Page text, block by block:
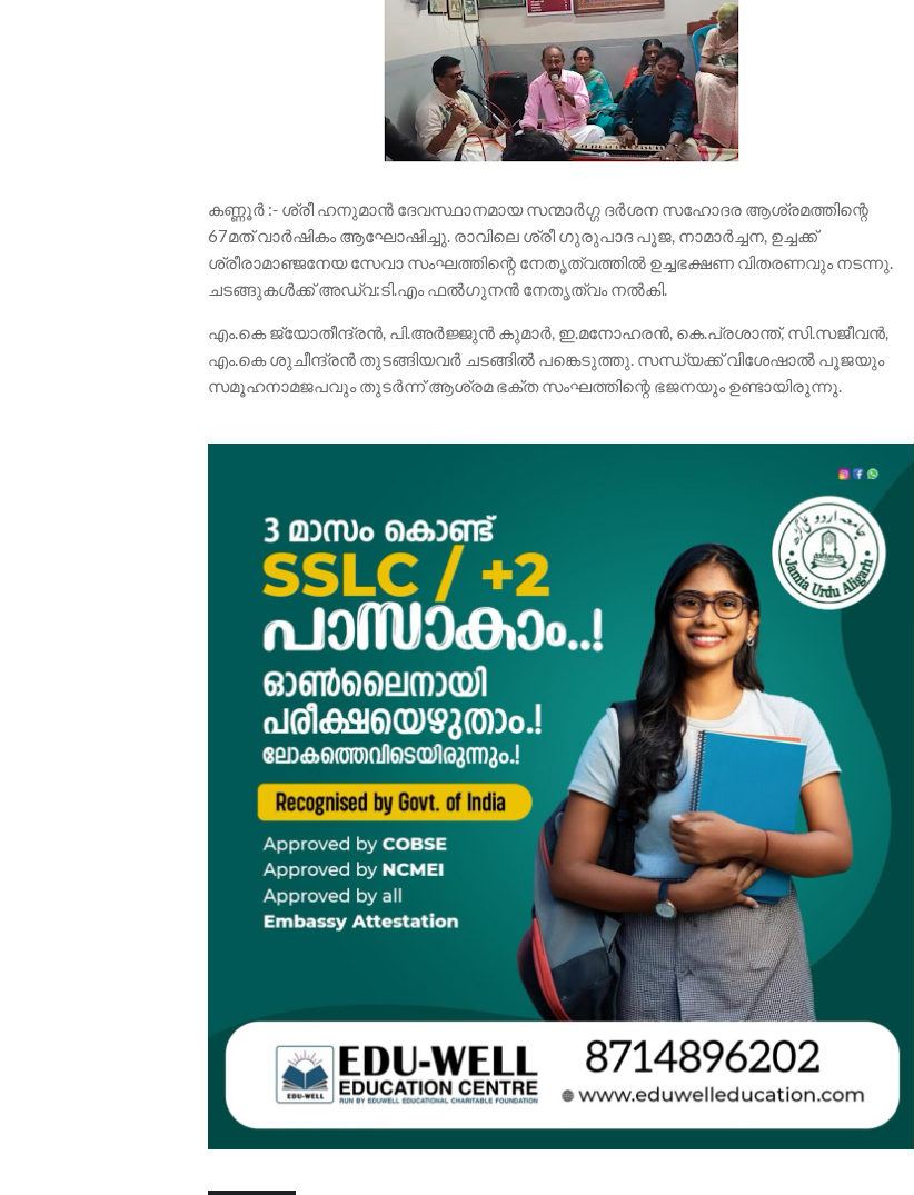
കണ്ണൂർ :- ശ്രീ ഹനുമാൻ ദേവസ്ഥാനമായ സന്മാർഗ്ഗ ദർശന സഹോദര ആശ്രമത്തിന്റെ
67മത് വാർഷികം ആഘോഷിച്ചു. രാവിലെ ശ്രീ ഗുരുപാദ പൂജ, നാമാർച്ചന, ഉച്ചക്ക്
ശ്രീരാമാഞ്ജനേയ സേവാ സംഘത്തിന്റെ നേതൃത്വത്തിൽ ഉച്ചഭക്ഷണ വിതരണവും നടന്നു.
ചടങ്ങുകൾക്ക് അഡ്വ:ടി.എം ഫൽഗുനൻ നേതൃത്വം നൽകി.
എം.കെ ജ്യോതീന്ദ്രൻ, പി.അർജ്ജുൻ കുമാർ, ഇ.മനോഹരൻ, കെ.പ്രശാന്ത്, സി.സജീവൻ,
എം.കെ ശുചീന്ദ്രൻ തുടങ്ങിയവർ ചടങ്ങിൽ പങ്കെടുത്തു. സന്ധ്യക്ക് വിശേഷാൽ പൂജയും
സമൂഹനാമജപവും തുടർന്ന് ആശ്രമ ഭക്ത സംഘത്തിന്റെ ഭജനയും ഉണ്ടായിരുന്നു.